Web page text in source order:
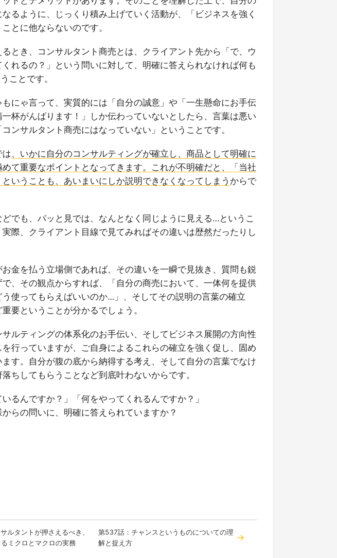
るように、じっくり積み上げていく活動が、「ビジネスを強く
とに他ならないのです。
とき、コンサルタント商売とは、クライアント先から「で、ウ
れるの？」という問いに対して、明確に答えられなければ何も
ことです。
もにゃ言って、実質的には「自分の誠意」や「一生懸命にお手伝
杯がんばります！」しか伝わっていないとしたら、言葉は悪い
ンサルタント商売にはなっていない」ということです。
は、いかに自分のコンサルティングが確立し、商品として明確に
て重要なポイントとなってきます。これが不明確だと、「当社
いうことも、あいまいにしか説明できなくなってしまうからで
どでも、パッと見では、なんとなく同じように見える…というこ
際、クライアント目線で見てみればその違いは歴然だったりし
金を払う立場側であれば、その違いを一瞬で見抜き、質問も鋭
、その観点からすれば、「自分の商売において、一体何を提供
う使ってもらえばいいのか…」、そしてその説明の言葉の確立
要ということが分かるでしょう。
ルティングの体系化のお手伝い、そしてビジネス展開の方向性
行っていますが、ご自身によるこれらの確立を強く促し、固め
す。自分が腹の底から納得する考え、そして自分の言葉でなけ
ちしてもらうことなど到底叶わないからです。
いるんですか？」「何をやってくれるんですか？」
らの問いに、明確に答えられていますか？
ルタントが押さえるべき、
ミクロとマクロの実務
第537話：チャンスというものについての理
解と捉え方